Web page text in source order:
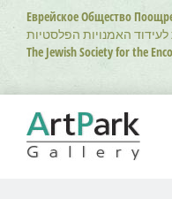
Перейти
основному
содержанию
Еврейское Общество
האמנויות הפלסטיות
The Jewish Society for the